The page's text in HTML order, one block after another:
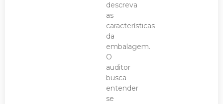
descreva
as
características
da
embalagem.
O
auditor
busca
entender
se